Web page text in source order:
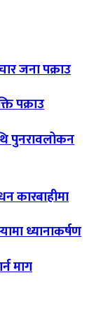
जना पक्राउ
पक्राउ
पुनरावलोकन
कारबाहीमा
ध्यानाकर्षण
माग